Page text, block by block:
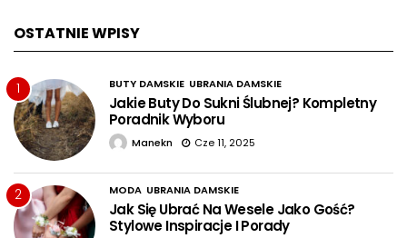
OSTATNIE WPISY
1 BUTY DAMSKIE UBRANIA DAMSKIE
Jakie Buty Do Sukni Ślubnej? Kompletny
Poradnik Wyboru
Manekn Cze 11, 2025
2 MODA UBRANIA DAMSKIE
Jak Się Ubrać Na Wesele Jako Gość?
Stylowe Inspiracje I Porady